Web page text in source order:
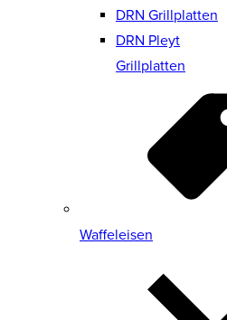
DRN Grillplatten
DRN Pleyt
Grillplatten
Waffeleisen